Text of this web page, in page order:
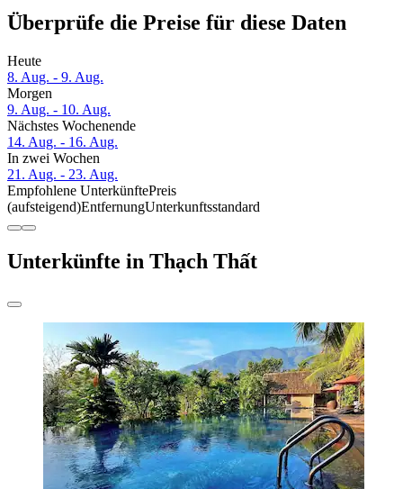
Überprüfe die Preise für diese Daten
Heute
8. Aug. - 9. Aug.
Morgen
9. Aug. - 10. Aug.
Nächstes Wochenende
14. Aug. - 16. Aug.
In zwei Wochen
21. Aug. - 23. Aug.
Empfohlene UnterkünftePreis
(aufsteigend)EntfernungUnterkunftsstandard
Unterkünfte in Thạch Thất